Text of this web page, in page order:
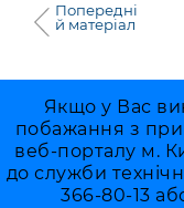
Попередні
й матеріал
Якщо у Вас
побажання з
веб-порталу м.
до служби
366-80-13